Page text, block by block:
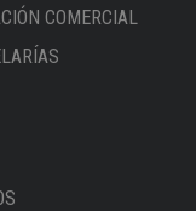
COMERCIAL